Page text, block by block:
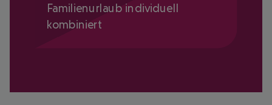
Familienurlaub individuell
kombiniert